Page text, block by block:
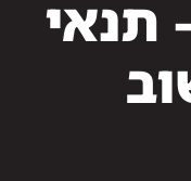
תנאי